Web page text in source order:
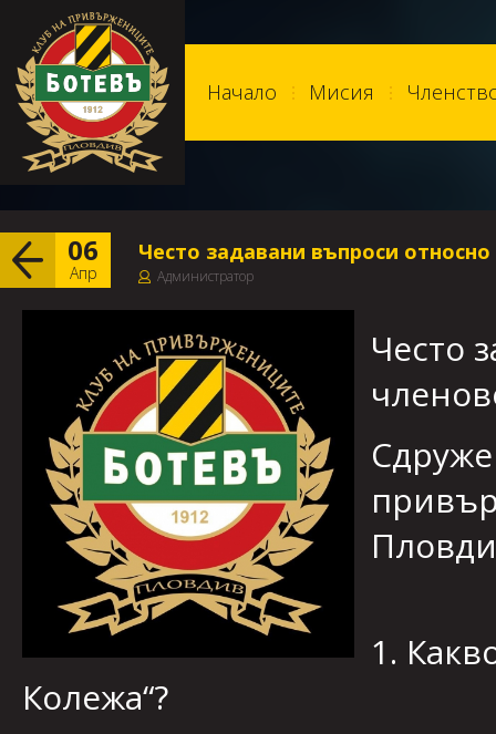
Начало Мисия
06
Апр
Често задавани въпроси
Администратор
Често
1.
Колежа“?